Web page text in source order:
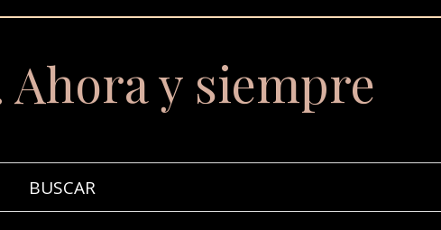
y siempre